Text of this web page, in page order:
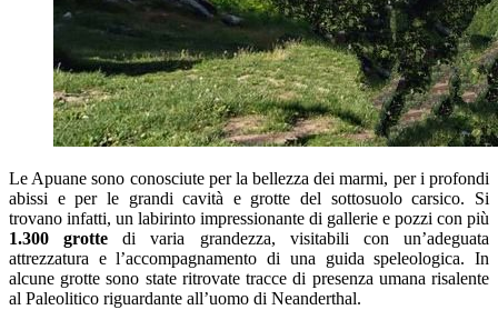
Le Apuane sono conosciute per la bellezza dei marmi, per i profondi
abissi e per le grandi cavità e grotte del sottosuolo carsico. Si
trovano infatti, un labirinto impressionante di gallerie e pozzi con più
1.300
grotte di varia grandezza, visitabili con un’adeguata
attrezzatura e l’accompagnamento di una guida speleologica. In
alcune grotte sono state ritrovate tracce di presenza umana risalente
al Paleolitico riguardante all’uomo di Neanderthal.